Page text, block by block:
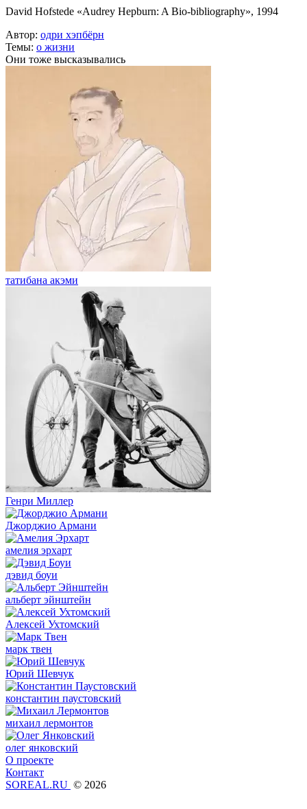
David Hofstede «Audrey Hepburn: A Bio-bibliography», 1994
Автор: одри хэпбёрн
Темы: о жизни
Они тоже высказывались
татибана акэми
Генри Миллер
Джорджио Армани
амелия эрхарт
дэвид боуи
альберт эйнштейн
Алексей Ухтомский
марк твен
Юрий Шевчук
константин паустовский
михаил лермонтов
олег янковский
О проекте
Контакт
SOREAL.RU © 2026